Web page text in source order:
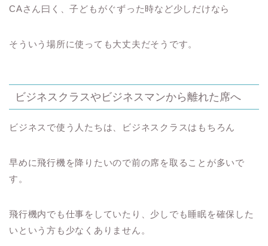
CAさん曰く、子どもがぐずった時など少しだけなら
そういう場所に使っても大丈夫だそうです。
ビジネスクラスやビジネスマンから離れた席へ
ビジネスで使う人たちは、ビジネスクラスはもちろん
早めに飛行機を降りたいので前の席を取ることが多いで
す。
飛行機内でも仕事をしていたり、少しでも睡眠を確保した
いという方も少なくありません。